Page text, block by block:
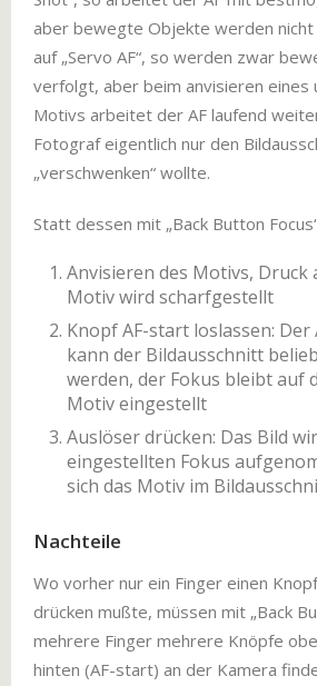
aber bewegte Objekte werden
auf „Servo AF“, so werden zwar
verfolgt, aber beim anvisieren eines
Motivs arbeitet der AF laufend
Fotograf eigentlich nur den
„verschwenken“ wollte.
Statt dessen mit „Back Button
Anvisieren des Motivs, Druck
Motiv wird scharfgestellt
Knopf AF-start loslassen: Der
kann der Bildausschnitt
werden, der Fokus bleibt auf
Motiv eingestellt
Auslöser drücken: Das Bild
eingestellten Fokus
sich das Motiv im
Nachteile
Wo vorher nur ein Finger einen
drücken mußte, müssen mit „Back
mehrere Finger mehrere Knöpfe
hinten (AF-start) an der Kamera